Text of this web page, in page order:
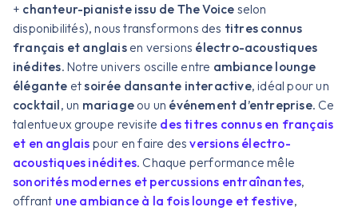
+ chanteur-pianiste issu de The Voice selon
disponibilités), nous transformons des titres connus
français et anglaisen versions électro-acoustiques
inédites. Notre univers oscille entre ambiance lounge
élégante etsoirée dansante interactive, idéal pour un
cocktail, un mariage ou un événement d’entreprise. Ce
talentueux groupe revisite des titres connus en français
et en anglais pour en faire desversions électro-
acoustiques inédites. Chaque performance mêle
sonorités modernes et percussions entraînantes,
offrant une ambiance à la fois lounge et festive,